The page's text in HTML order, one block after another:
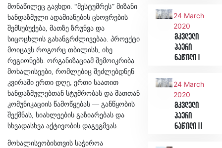
მონაწილეც გავხდი. “მესტუმრეს” მიზანი
ხანდაზმული ადამიანების ცხოვრების
შემსუბუქება, მათზე ზრუნვა და
სიცოცხლის გახანგრძლივებაა. პროექტი
მოიცავს როგორც თბილისს, ისე
რეგიონებს. ორგანიზაციამ შემოიკრიბა
მოხალისეები, რომლებიც შეძლებდნენ
კვირაში ერთი დღე, ერთი საათით
ხანდაზმულებთან სტუმრობას და მათთან
კომუნიკაციის წამოწყებას — განწყობის
შექმნას, სიახლეების გაზიარებას და
სხვადასხვა აქტივობის დაგეგმვას.
მოხალისეობისთვის საჭიროა
24 March
2020
მკვლელი
ჰაერი
ნაწილი I
24 March
2020
მკვლელი
ჰაერი
ნაწილი II